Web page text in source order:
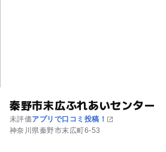
秦野市末広ふれあいセンター
未評価アプリで口コミ投稿！
神奈川県秦野市末広町6-53